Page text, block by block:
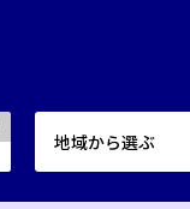
地域から選ぶ